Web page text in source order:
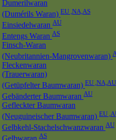
Dumerilwaran
(Dumérils Waran) EU ,NA,AS
Einsiedelwaran AU
Entengs Waran AS
Finsch-Waran
(Neubritannien-Mangrovenwaran)
Fleckenwaran
(Trauerwaran)
(Getüpfelter Baumwaran) EU ,NA,AU
Gebänderter Baumwaran AU
Gefleckter Baumwaran
(Neuguineischer Baumwaran) EU
Gelbkehl-Stachelschwanzwaran AU
AS